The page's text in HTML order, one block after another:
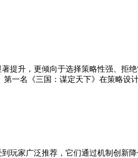
提升，更倾向于选择策略性强、拒
一名《三国：谋定天下》在策略设
玩家广泛推荐，它们通过机制创